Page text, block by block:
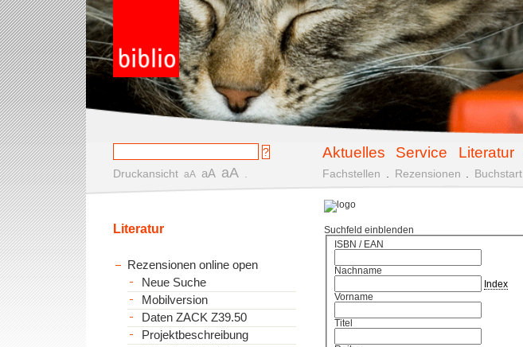
Aktuelles Service Literatur
Druckansicht aA aA aA Fachstellen Rezensionen Buchstart
Suchfeld einblenden
ISBN / EAN
Nachname
Index
Vorname
Titel
Literatur
Rezensionen online open
Neue Suche
Mobilversion
Daten ZACK Z39.50
Projektbeschreibung